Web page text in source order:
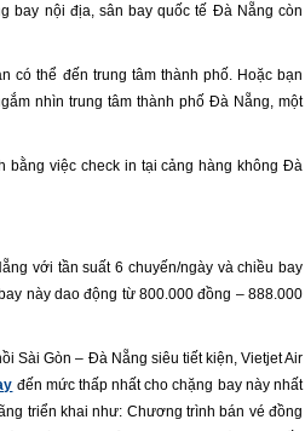
bay nội địa, sân bay quốc tế Đà Nẵng còn
có thể đến trung tâm thành phố. Hoặc bạn
nhìn trung tâm thành phố Đà Nẵng, một
bằng việc check in tại cảng hàng không Đà
với tần suất 6 chuyến/ngày và chiều bay
này dao động từ 800.000 đồng – 888.000
Sài Gòn – Đà Nẵng siêu tiết kiện, Vietjet Air
đến mức thấp nhất cho chặng bay này nhất
triển khai như: Chương trình bán vé đồng